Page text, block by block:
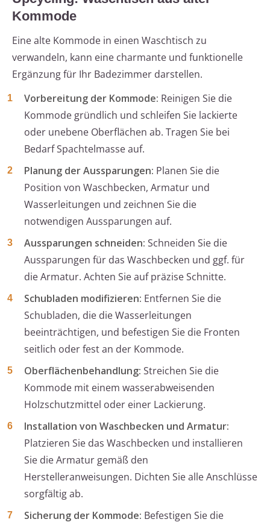
Kommode
Eine alte Kommode in einen Waschtisch zu
verwandeln, kann eine charmante und funktionelle
Ergänzung für Ihr Badezimmer darstellen.
Vorbereitung der Kommode: Reinigen Sie die
Kommode gründlich und schleifen Sie lackierte
oder unebene Oberflächen ab. Tragen Sie bei
Bedarf Spachtelmasse auf.
Planung der Aussparungen: Planen Sie die
Position von Waschbecken, Armatur und
Wasserleitungen und zeichnen Sie die
notwendigen Aussparungen auf.
Aussparungen schneiden: Schneiden Sie die
Aussparungen für das Waschbecken und ggf. für
die Armatur. Achten Sie auf präzise Schnitte.
Schubladen modifizieren: Entfernen Sie die
Schubladen, die die Wasserleitungen
beeinträchtigen, und befestigen Sie die Fronten
seitlich oder fest an der Kommode.
Oberflächenbehandlung: Streichen Sie die
Kommode mit einem wasserabweisenden
Holzschutzmittel oder einer Lackierung.
Installation von Waschbecken und Armatur:
Platzieren Sie das Waschbecken und installieren
Sie die Armatur gemäß den
Herstelleranweisungen. Dichten Sie alle Anschlüsse
sorgfältig ab.
Sicherung der Kommode: Befestigen Sie die